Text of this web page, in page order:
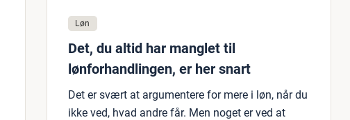
Løn
Det, du altid har manglet til
lønforhandlingen, er her snart
Det er svært at argumentere for mere i løn, når du
ikke ved, hvad andre får. Men noget er ved at